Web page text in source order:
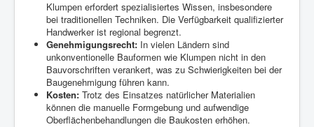
Klumpen erfordert spezialisiertes Wissen, insbesondere
bei traditionellen Techniken. Die Verfügbarkeit qualifizierter
Handwerker ist regional begrenzt.
Genehmigungsrecht: In vielen Ländern sind
unkonventionelle Bauformen wie Klumpen nicht in den
Bauvorschriften verankert, was zu Schwierigkeiten bei der
Baugenehmigung führen kann.
Kosten: Trotz des Einsatzes natürlicher Materialien
können die manuelle Formgebung und aufwendige
Oberflächenbehandlungen die Baukosten erhöhen.